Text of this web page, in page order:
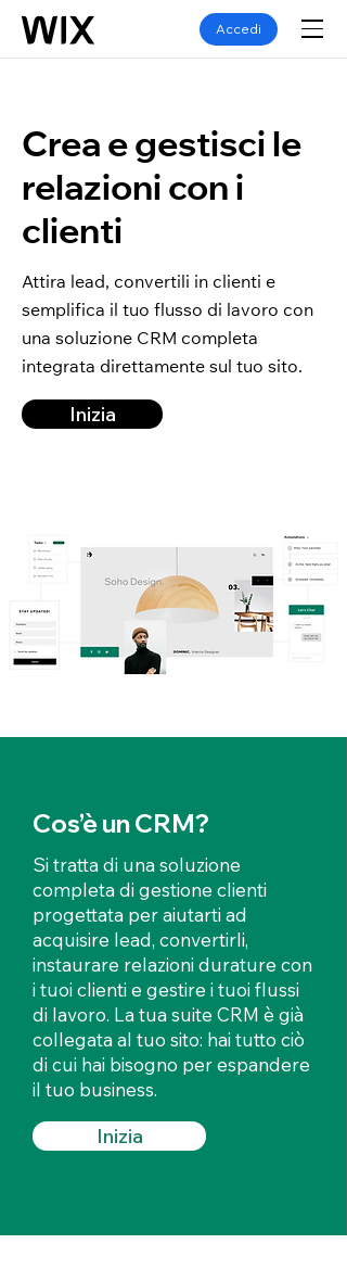
Accedi
Crea e gestisci le
relazioni con i
clienti
Attira lead, convertili in clienti e
semplifica il tuo flusso di lavoro con
una soluzione CRM completa
integrata direttamente sul tuo sito.
Inizia
Cos’è un CRM?
Si tratta di una soluzione
completa di gestione clienti
progettata per aiutarti ad
acquisire lead, convertirli,
instaurare relazioni durature con
i tuoi clienti e gestire i tuoi flussi
di lavoro. La tua suite CRM è già
collegata al tuo sito: hai tutto ciò
di cui hai bisogno per espandere
il tuo business.
Inizia